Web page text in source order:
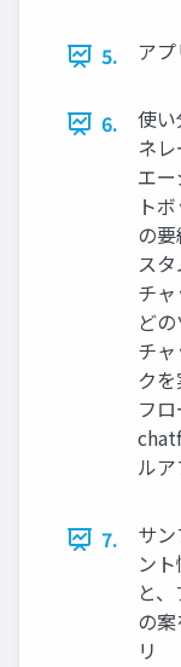
5. ア
6.
使
ネ
エ
ト
の
ス
チ
ど
チ
ク
フ
ルア
7.
サ
ン
と
の
リ